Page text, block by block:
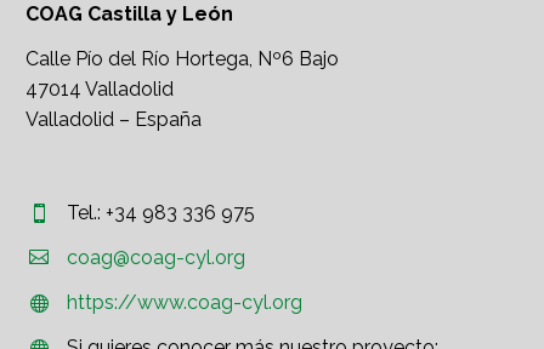
COAG Castilla y León
Calle Pío del Río Hortega, Nº6 Bajo
47014 Valladolid
Valladolid – España

 Tel.: +34 983 336 975

 coag@coag-cyl.org

 https://www.coag-cyl.org